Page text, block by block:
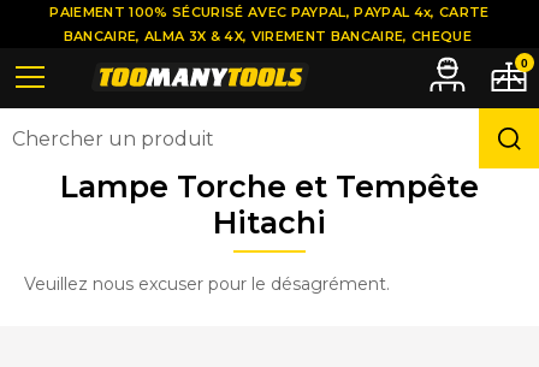
Lampe Torche et Tempête
Hitachi
Veuillez nous excuser pour le désagrément.
PAIEMENT 100% SÉCURISÉ AVEC PAYPAL, PAYPAL 4x, CARTE
BANCAIRE, ALMA 3X & 4X, VIREMENT BANCAIRE, CHEQUE
0